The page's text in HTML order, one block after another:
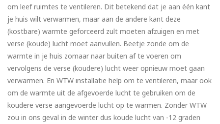
om leef ruimtes te ventileren. Dit betekend dat je aan één kant
je huis wilt verwarmen, maar aan de andere kant deze
(kostbare) warmte geforceerd zult moeten afzuigen en met
verse (koude) lucht moet aanvullen. Beetje zonde om de
warmte in je huis zomaar naar buiten af te voeren om
vervolgens de verse (koudere) lucht weer opnieuw moet gaan
verwarmen. En WTW installatie help om te ventileren, maar ook
om de warmte uit de afgevoerde lucht te gebruiken om de
koudere verse aangevoerde lucht op te warmen. Zonder WTW
zou in ons geval in de winter dus koude lucht van -12 graden